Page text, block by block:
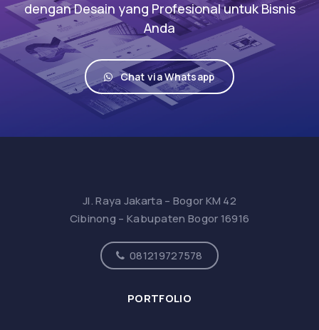
dengan Desain yang Profesional untuk Bisnis
Anda
Chat via Whatsapp
Jl. Raya Jakarta – Bogor KM 42
Cibinong – Kabupaten Bogor 16916
081219727578
PORTFOLIO